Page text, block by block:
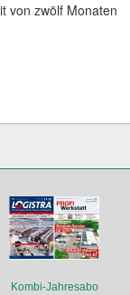
von zwölf Monaten
Kombi-Jahresabo